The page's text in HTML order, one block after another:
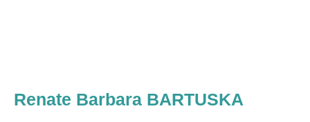
Renate Barbara BARTUSKA